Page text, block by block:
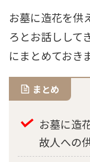
お墓に造花を供
ろとお話しして
にまとめておき
まとめ
お墓に造
故人への